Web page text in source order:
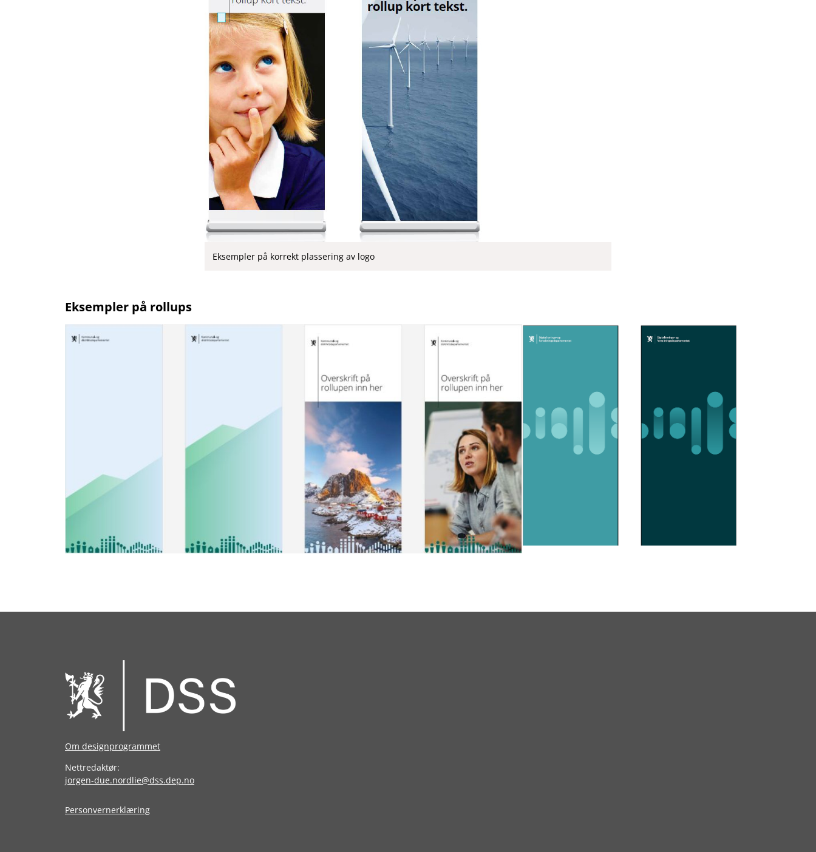
Eksempler på korrekt plassering av logo
Eksempler på rollups
Om designprogrammet
Nettredaktør:
jorgen-due.nordlie@dss.dep.no
Personvernerklæring